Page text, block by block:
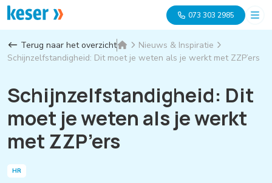
073 303 2985
Terug naar het overzicht
Nieuws & Inspiratie
Schijnzelfstandigheid: Dit moet je weten als je werkt met ZZP’ers
Schijnzelfstandigheid: Dit
moet je weten als je werkt
met ZZP’ers
HR